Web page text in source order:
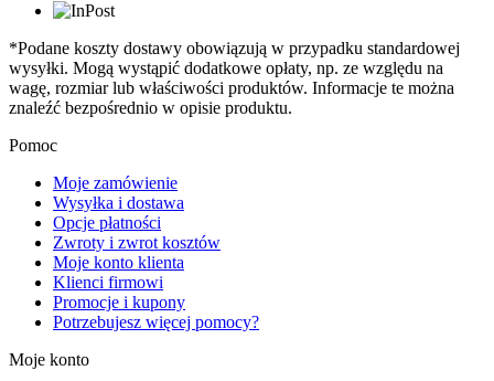
*Podane koszty dostawy obowiązują w przypadku standardowej
wysyłki. Mogą wystąpić dodatkowe opłaty, np. ze względu na
wagę, rozmiar lub właściwości produktów. Informacje te można
znaleźć bezpośrednio w opisie produktu.
Pomoc
Moje zamówienie
Wysyłka i dostawa
Opcje płatności
Zwroty i zwrot kosztów
Moje konto klienta
Klienci firmowi
Promocje i kupony
Potrzebujesz więcej pomocy?
Moje konto